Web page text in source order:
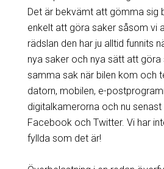
Det är bekvämt att gömma sig
enkelt att göra saker såsom vi
rädslan den har ju alltid funnits
nya saker och nya sätt att göra
samma sak när bilen kom och
datorn, mobilen, e-
digitalkamerorna och nu
Facebook och Twitter. Vi har
fyllda som det är!